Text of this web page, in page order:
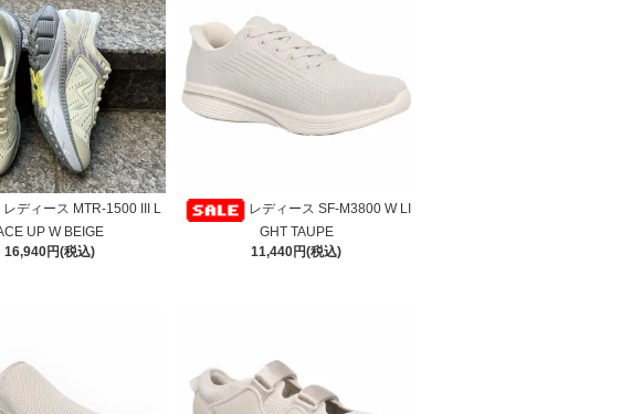
レディース MTR-1500 III L
UP W BEIGE
16,940円(税込)
レディース SF-M3800 W LI
GHT TAUPE
11,440円(税込)